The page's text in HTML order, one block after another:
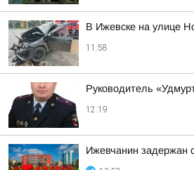
В Ижевске на улице
11:58
Руководитель
12:19
Ижевчанин задержан